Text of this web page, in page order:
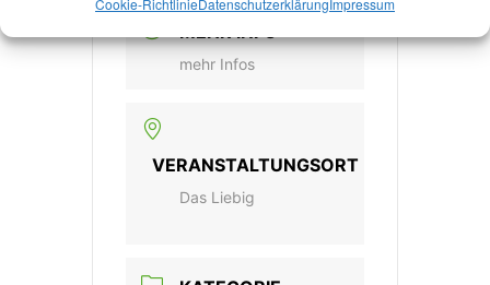
MEHR INFO
mehr Infos
VERANSTALTUNGSORT
Das Liebig